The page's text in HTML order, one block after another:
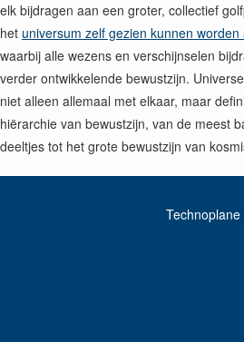
elk bijdragen aan een groter, collectief
het universum zelf gezien kunnen
waarbij alle wezens en verschijnselen
verder ontwikkelende bewustzijn.
niet alleen allemaal met elkaar, maar
hiërarchie van bewustzijn, van de meest
deeltjes tot het grote bewustzijn van
Technoplane